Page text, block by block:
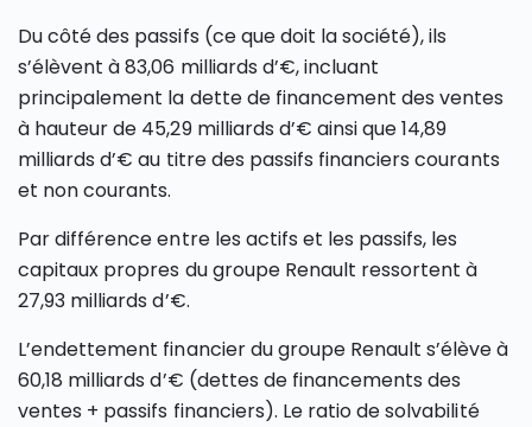
Du côté des passifs (ce que doit la société), ils
s’élèvent à 83,06 milliards d’€, incluant
principalement la dette de financement des ventes
à hauteur de 45,29 milliards d’€ ainsi que 14,89
milliards d’€ au titre des passifs financiers courants
et non courants.
Par différence entre les actifs et les passifs, les
capitaux propres du groupe Renault ressortent à
27,93 milliards d’€.
L’endettement financier du groupe Renault s’élève à
60,18 milliards d’€ (dettes de financements des
ventes + passifs financiers). Le ratio de solvabilité